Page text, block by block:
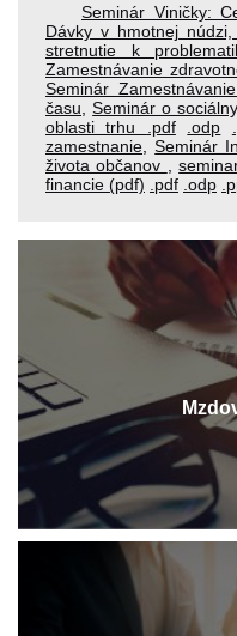
Seminár Viničky:
Dávky v hmotnej
stretnutie k
Zamestnávanie
Seminár
času ,Seminár o
oblasti trhu
.pdf .odp
zamestnanie ,Seminár
života občanov
,
financie (pdf)
.pdf .odp